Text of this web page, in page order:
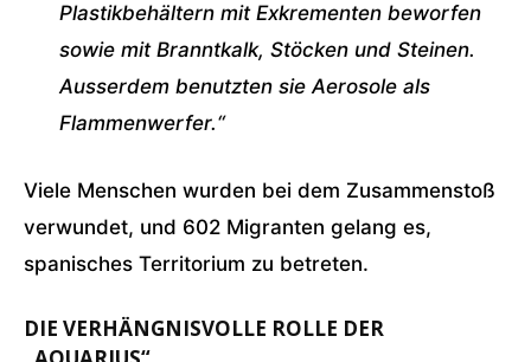
Plastikbehältern mit Exkrementen beworfen
sowie mit Branntkalk, Stöcken und Steinen.
Ausserdem benutzten sie Aerosole als
Flammenwerfer.“
Viele Menschen wurden bei dem Zusammenstoß
verwundet, und 602 Migranten gelang es,
spanisches Territorium zu betreten.
DIE VERHÄNGNISVOLLE ROLLE DER